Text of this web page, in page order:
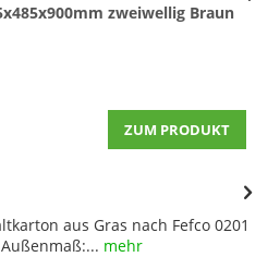
zweiwellig Braun
ZUM PRODUKT
aus Gras nach Fefco 0201
mehr